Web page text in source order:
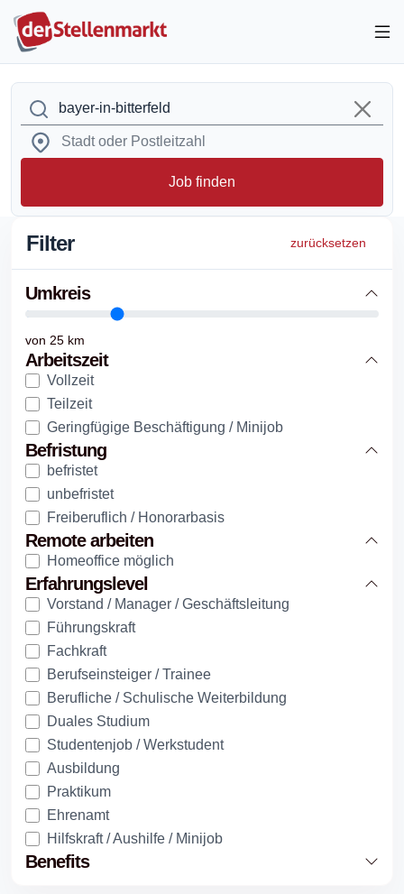
Job finden
Filter zurücksetzen
Umkreis
von 25 km
Arbeitszeit
Vollzeit
Teilzeit
Geringfügige Beschäftigung / Minijob
Befristung
befristet
unbefristet
Freiberuflich / Honorarbasis
Remote arbeiten
Homeoffice möglich
Erfahrungslevel
Vorstand / Manager / Geschäftsleitung
Führungskraft
Fachkraft
Berufseinsteiger / Trainee
Berufliche / Schulische Weiterbildung
Duales Studium
Studentenjob / Werkstudent
Ausbildung
Praktikum
Ehrenamt
Hilfskraft / Aushilfe / Minijob
Benefits